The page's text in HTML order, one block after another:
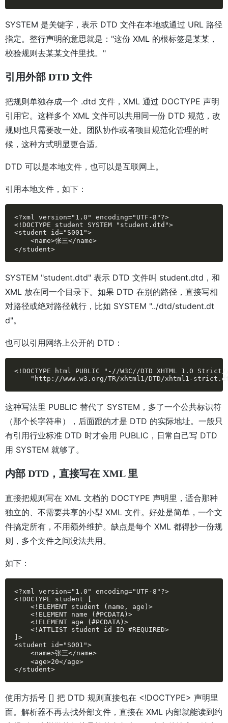
SYSTEM 是关键字，表示 DTD 文件在本地或通过 URL 路径
指定。整行声明的意思就是："这份 XML 的根标签是某某，
校验规则去某某文件里找。"
引用外部 DTD 文件
把规则单独存成一个 .dtd 文件，XML 通过 DOCTYPE 声明
引用它。这样多个 XML 文件可以共用同一份 DTD 规范，改
规则也只需要改一处。团队协作或者项目规范化管理的时
候，这种方式明显更合适。
DTD 可以是本地文件，也可以是互联网上。
引用本地文件，如下：
<?xml version="1.0" encoding="UTF-8"?>
<!DOCTYPE student SYSTEM "student.dtd">
<student id="S001">
<name>张三</name>
</student>
SYSTEM "student.dtd" 表示 DTD 文件叫 student.dtd，和
XML 放在同一个目录下。如果 DTD 在别的路径，直接写相
对路径或绝对路径就行，比如 SYSTEM "../dtd/student.dt
d"。
也可以引用网络上公开的 DTD：
<!DOCTYPE html PUBLIC "-//W3C//DTD XHTML 1.0
"http://www.w3.org/TR/xhtml1/DTD/xhtml1-
这种写法里 PUBLIC 替代了 SYSTEM，多了一个公共标识符
（那个长字符串），后面跟的才是 DTD 的实际地址。一般只
有引用行业标准 DTD 时才会用 PUBLIC，日常自己写 DTD
用 SYSTEM 就够了。
内部 DTD，直接写在 XML 里
直接把规则写在 XML 文档的 DOCTYPE 声明里，适合那种
独立的、不需要共享的小型 XML 文件。好处是简单，一个文
件搞定所有，不用额外维护。缺点是每个 XML 都得抄一份规
则，多个文件之间没法共用。
如下：
<?xml version="1.0" encoding="UTF-8"?>
<!DOCTYPE student [
<!ELEMENT student (name, age)>
<!ELEMENT name (#PCDATA)>
<!ELEMENT age (#PCDATA)>
<!ATTLIST student id ID #REQUIRED>
]>
<student id="S001">
<name>张三</name>
<age>20</age>
</student>
使用方括号 [] 把 DTD 规则直接包在 <!DOCTYPE> 声明里
面。解析器不再去找外部文件，直接在 XML 内部就能读到约